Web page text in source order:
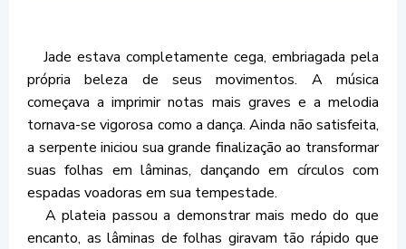
Jade estava completamente cega, embriagada pela
própria beleza de seus movimentos. A música
começava a imprimir notas mais graves e a melodia
tornava-se vigorosa como a dança. Ainda não satisfeita,
a serpente iniciou sua grande finalização ao transformar
suas folhas em lâminas, dançando em círculos com
espadas voadoras em sua tempestade.
A plateia passou a demonstrar mais medo do que
encanto, as lâminas de folhas giravam tão rápido que